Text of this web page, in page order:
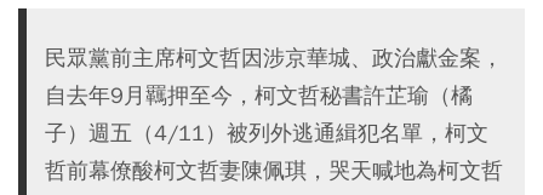
民眾黨前主席柯文哲因涉京華城、政治獻金案，
自去年9月羈押至今，柯文哲秘書許芷瑜（橘
子）週五（4/11）被列外逃通緝犯名單，柯文
哲前幕僚酸柯文哲妻陳佩琪，哭天喊地為柯文哲